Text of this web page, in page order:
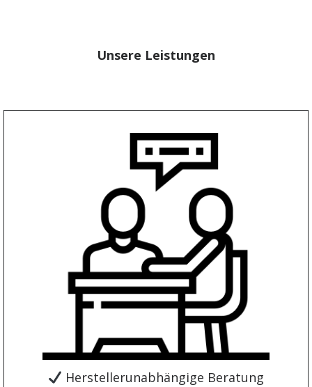
Unsere Leistungen
Herstellerunabhängige Beratung